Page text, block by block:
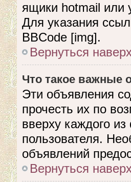
ящики hotmail или
Для указания
BBCode [img].
Вернуться
Что такое важные
Эти объявления
прочесть их по
вверху каждого
пользователя.
объявлений
Вернуться